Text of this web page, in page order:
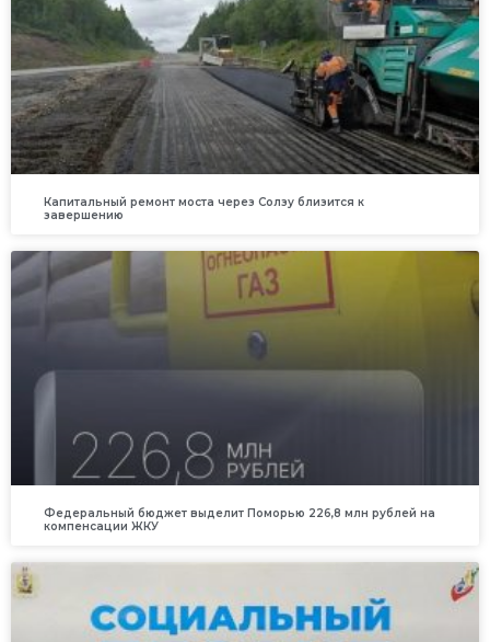
Капитальный ремонт моста через Солзу близится к
завершению
Федеральный бюджет выделит Поморью 226,8 млн рублей на
компенсации ЖКУ